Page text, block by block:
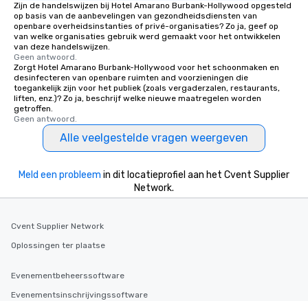
Zijn de handelswijzen bij Hotel Amarano Burbank-Hollywood opgesteld
op basis van de aanbevelingen van gezondheidsdiensten van
openbare overheidsinstanties of privé-organisaties? Zo ja, geef op
van welke organisaties gebruik werd gemaakt voor het ontwikkelen
van deze handelswijzen.
Geen antwoord.
Zorgt Hotel Amarano Burbank-Hollywood voor het schoonmaken en
desinfecteren van openbare ruimten and voorzieningen die
toegankelijk zijn voor het publiek (zoals vergaderzalen, restaurants,
liften, enz.)? Zo ja, beschrijf welke nieuwe maatregelen worden
getroffen.
Geen antwoord.
Alle veelgestelde vragen weergeven
Meld een probleem in dit locatieprofiel aan het Cvent Supplier
Network.
Cvent Supplier Network
Oplossingen ter plaatse
Evenementbeheerssoftware
Evenementsinschrijvingssoftware